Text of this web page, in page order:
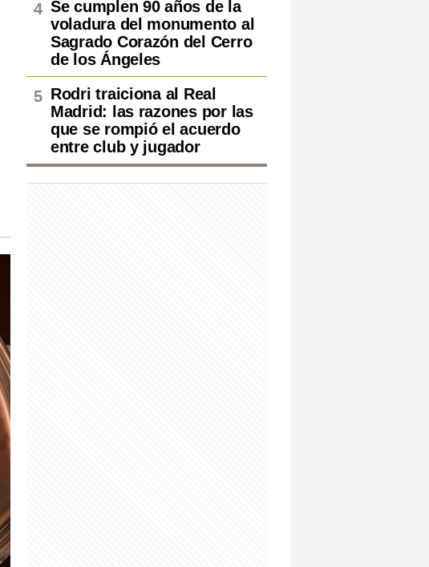
Se cumplen 90 años de la
voladura del monumento al
Sagrado Corazón del Cerro
de los Ángeles
Rodri traiciona al Real
Madrid: las razones por las
que se rompió el acuerdo
entre club y jugador